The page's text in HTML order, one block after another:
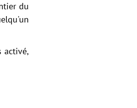
du
activé,